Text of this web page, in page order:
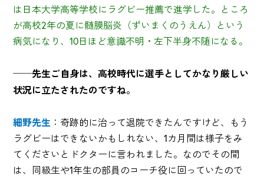
は日本大学高等学校にラグビー推薦で進学した。ところ
が高校2年の夏に髄膜脳炎（ずいまくのうえん）という
病気になり、10日ほど意識不明・左下半身不随になる。
──先生ご自身は、高校時代に選手としてかなり厳しい
状況に立たされたのですね。
細野先生 ：奇跡的に治って退院できたんですけど、もう
ラグビーはできないかもしれない、1カ月間は様子をみ
てくださいとドクターに言われました。なのでその間
は、同級生や1年生の部員のコーチ役に回っていたので